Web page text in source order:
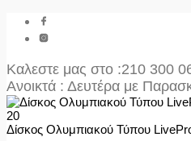
Καλεστε μας στο :210 300
Ανοικτά : Δευτέρα με
Δίσκος Ολυμπιακού Τύπου